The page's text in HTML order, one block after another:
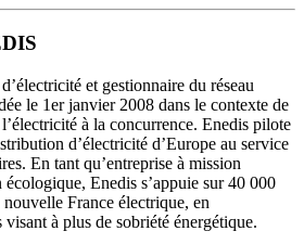
et gestionnaire du réseau
le 1er janvier 2008 dans le contexte de
à la concurrence. Enedis pilote
d’électricité d’Europe au service
En tant qu’entreprise à mission
écologique, Enedis s’appuie sur 40 000
France électrique, en
visant à plus de sobriété énergétique.